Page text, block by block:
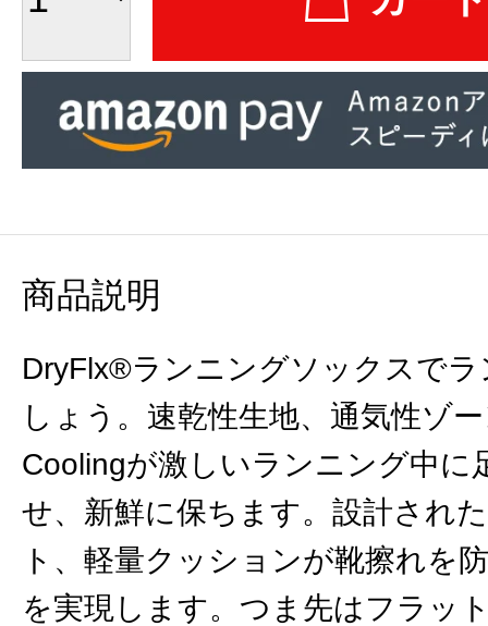
商品説明
DryFlx®ランニングソックスで
しょう。速乾性生地、通気性ゾ
Coolingが激しいランニング中に
せ、新鮮に保ちます。設計され
ト、軽量クッションが靴擦れを
を実現します。つま先はフラッ